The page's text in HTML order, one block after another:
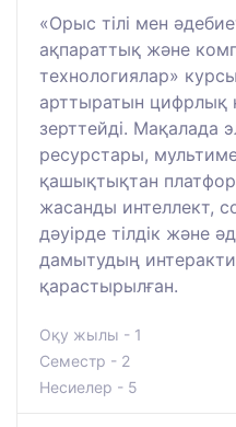
«Орыс тілі мен
ақпараттық және
технологиялар»
арттыратын цифрлық
зерттейді. Мақалада
ресурстары,
қашықтықтан
жасанды интеллект,
дәуірде тілдік және
дамытудың
қарастырылған.
Оқу жылы - 1
Семестр - 2
Несиелер - 5